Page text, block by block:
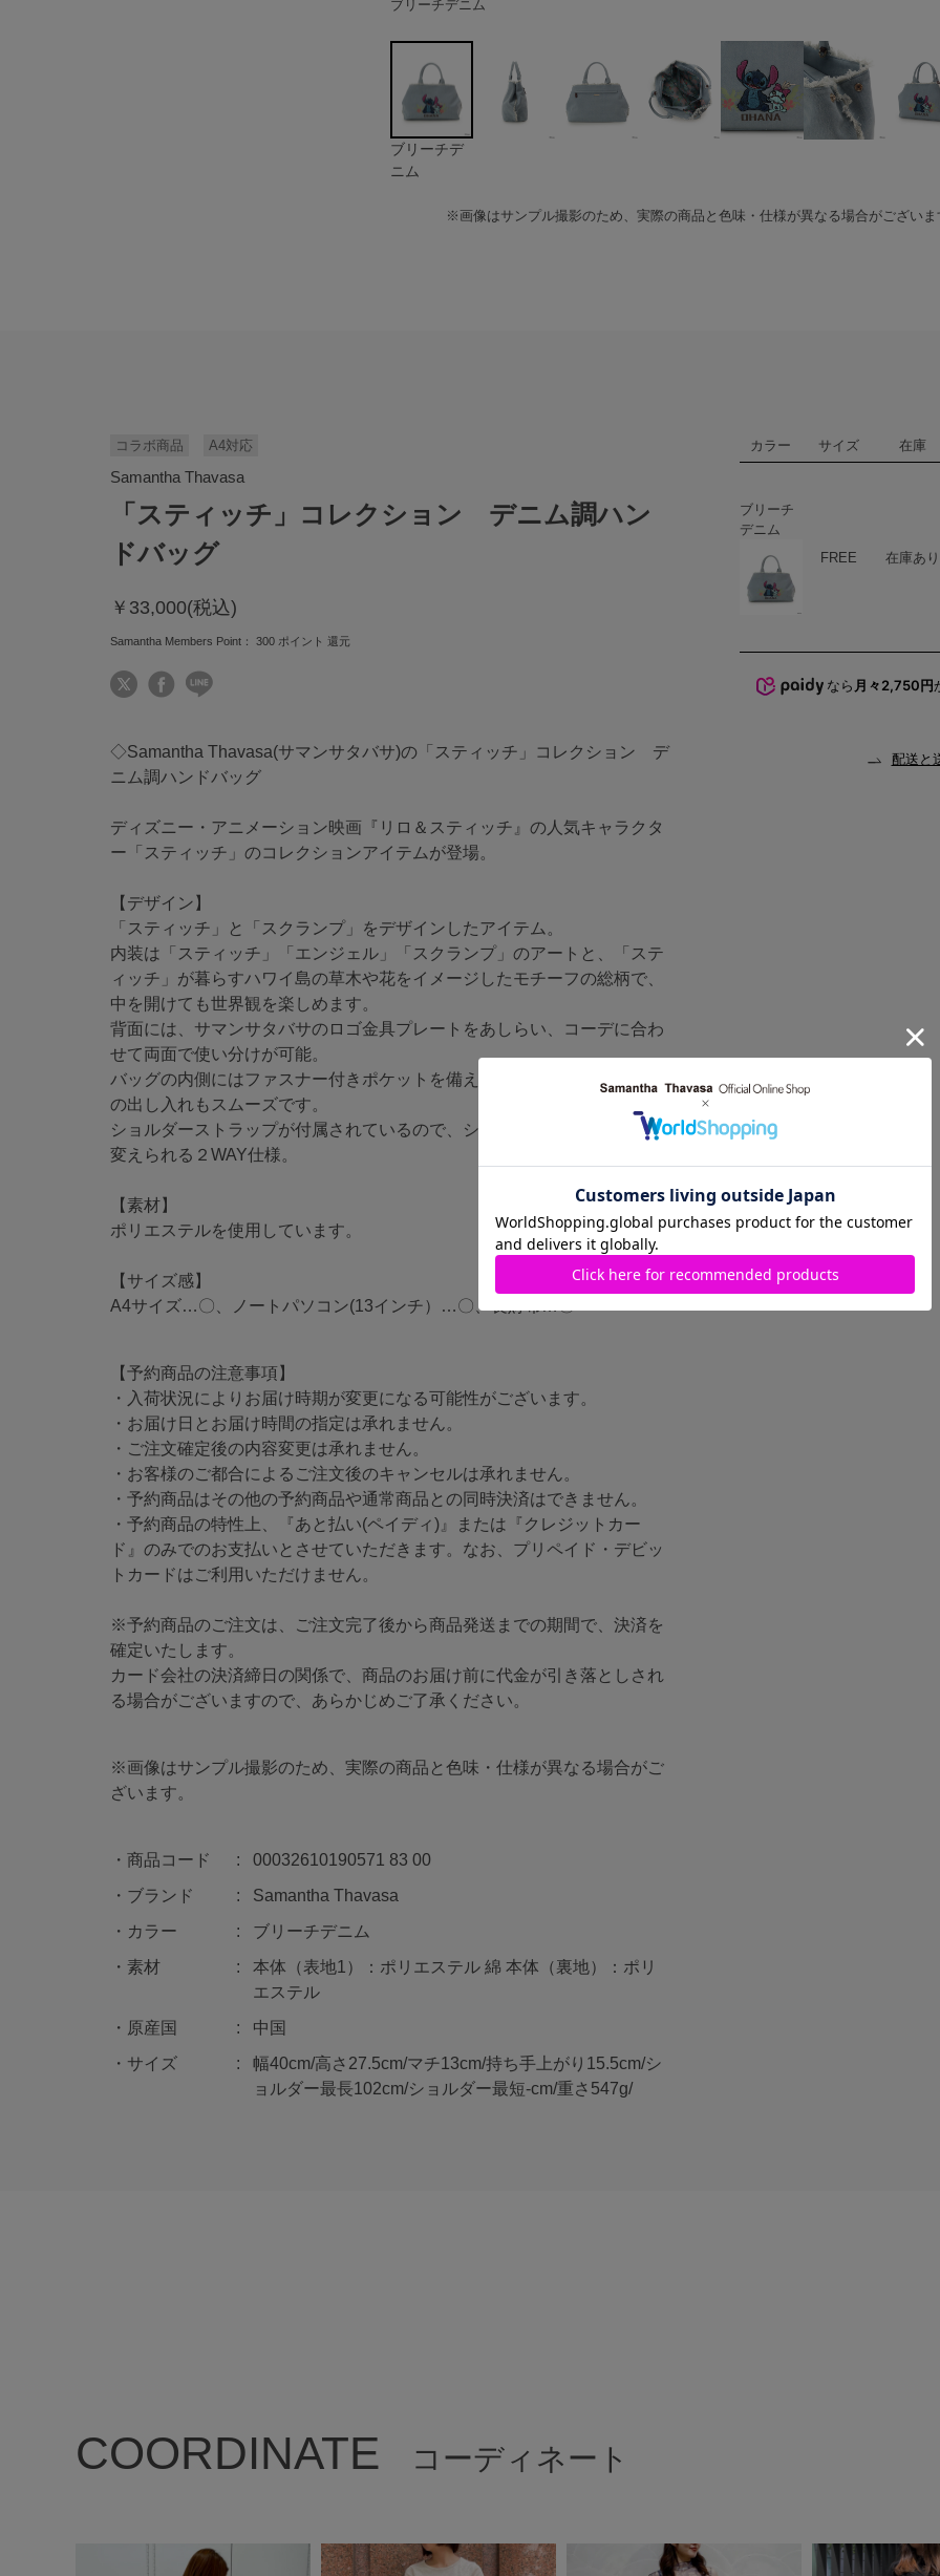
ブリーチデニム
ブリーチデ
ニム
※画像はサンプル撮影のため、実際の商品と色味・仕様が異なる場合がございま
コラボ商品 A4対応
Samantha Thavasa
「スティッチ」コレクション デニム調ハン
ドバッグ
￥33,000(税込)
Samantha Members Point： 300ポイント 還元
◇Samantha Thavasa(サマンサタバサ)の「スティッチ」コレクション デ
ニム調ハンドバッグ
ディズニー・アニメーション映画『リロ＆スティッチ』の人気キャラクタ
ー「スティッチ」のコレクションアイテムが登場。
【デザイン】
「スティッチ」と「スクランプ」をデザインしたアイテム。
内装は「スティッチ」「エンジェル」「スクランプ」のアートと、「ステ
ィッチ」が暮らすハワイ島の草木や花をイメージしたモチーフの総柄で、
中を開けても世界観を楽しめます。
背面には、サマンサタバサのロゴ金具プレートをあしらい、コーデに合わ
せて両面で使い分けが可能。
バッグの内側にはファスナー付きポケットを備えており、細かなアイテム
の出し入れもスムーズです。
ショルダーストラップが付属されているので、シーンに合わせて持ち方を
変えられる２WAY仕様。
【素材】
ポリエステルを使用しています。
【サイズ感】
A4サイズ…〇、ノートパソコン(13インチ）…〇、長財布…〇
【予約商品の注意事項】
・入荷状況によりお届け時期が変更になる可能性がございます。
・お届け日とお届け時間の指定は承れません。
・ご注文確定後の内容変更は承れません。
・お客様のご都合によるご注文後のキャンセルは承れません。
・予約商品はその他の予約商品や通常商品との同時決済はできません。
・予約商品の特性上、『あと払い(ペイディ)』または『クレジットカー
ド』のみでのお支払いとさせていただきます。なお、プリペイド・デビッ
トカードはご利用いただけません。
※予約商品のご注文は、ご注文完了後から商品発送までの期間で、決済を
確定いたします。
カード会社の決済締日の関係で、商品のお届け前に代金が引き落としされ
る場合がございますので、あらかじめご了承ください。
※画像はサンプル撮影のため、実際の商品と色味・仕様が異なる場合がご
ざいます。
商品コード
00032610190571 83 00
ブランド
Samantha Thavasa
カラー
ブリーチデニム
素材
本体（表地1）：ポリエステル 綿 本体（裏地）：ポリ
エステル
原産国
中国
サイズ
幅40cm/高さ27.5cm/マチ13cm/持ち手上がり15.5cm/シ
ョルダー最長102cm/ショルダー最短-cm/重さ547g/
カラー サイズ 在庫
ブリーチ
デニム
FREE
在庫あり
商品在庫
なら 月々2,750円
配送と
COORDINATE コーディネート